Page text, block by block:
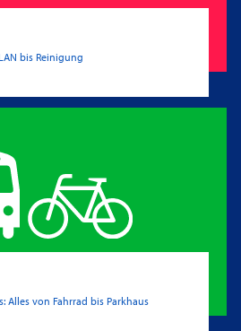
bis Reinigung
Alles von Fahrrad bis Parkhaus